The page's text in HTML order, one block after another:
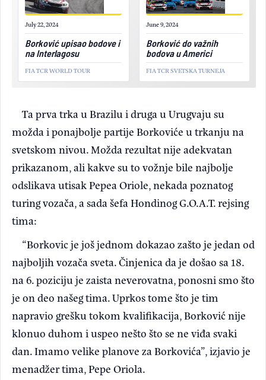
July 22, 2024
Borković upisao bodove i
na Interlagosu
FIA TCR WORLD TOUR
June 9, 2024
Borković do važnih
bodova u Americi
FIA TCR SVETSKA TURNEJA
Ta prva trka u Brazilu i druga u Urugvaju su
možda i ponajbolje partije Borkoviće u trkanju na
svetskom nivou. Možda rezultat nije adekvatan
prikazanom, ali kakve su to vožnje bile najbolje
odslikava utisak Pepea Oriole, nekada poznatog
turing vozača, a sada šefa Hondinog G.O.A.T. rejsing
tima:
“Borkovic je još jednom dokazao zašto je jedan od
najboljih vozača sveta. Činjenica da je došao sa 18.
na 6. poziciju je zaista neverovatna, ponosni smo što
je on deo našeg tima. Uprkos tome što je tim
napravio grešku tokom kvalifikacija, Borković nije
klonuo duhom i uspeo nešto što se ne viđa svaki
dan. Imamo velike planove za Borkovića”, izjavio je
menadžer tima, Pepe Oriola.